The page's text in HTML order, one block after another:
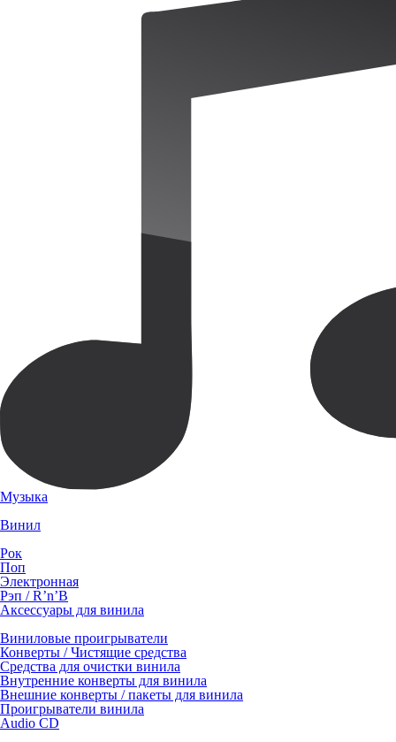
Музыка
Винил
Рок
Поп
Электронная
Рэп / R’n’B
Аксессуары для винила
Виниловые проигрыватели
Конверты / Чистящие средства
Средства для очистки винила
Внутренние конверты для винила
Внешние конверты / пакеты для винила
Проигрыватели винила
Audio CD